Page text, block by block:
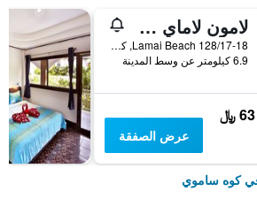
لامون لاماي ريزيدنس
128/17-18 Lamai Beach, كوه ساموي, تايلاند
6.9 كيلومتر عن وسط المدينة
63 ﷼
عرض الصفقة
كوه ساموي